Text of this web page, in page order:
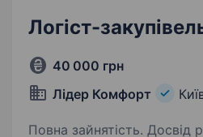
Логіст-
40 000 грн
Лідер Комфорт
Повна зайнятість. Досвід